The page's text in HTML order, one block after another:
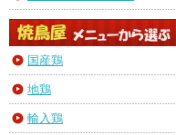
国産鶏
地鶏
輸入鶏